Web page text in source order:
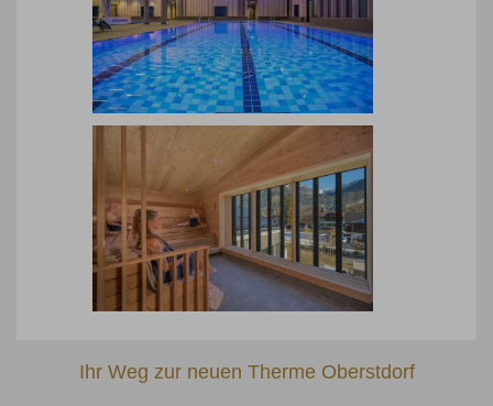
Ihr Weg zur neuen Therme Oberstdorf